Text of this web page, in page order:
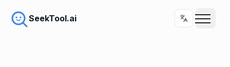
SeekTool.ai